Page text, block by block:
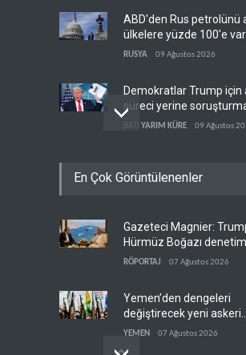
ABD'den Rus petrolünü
ülkelere yüzde 100'e
gümrük vergisi
RUSYA 09 Ağustos 2026
Demokratlar Trump için
süreci yerine
hazırlıyor
BATI YARIM KÜRE 09 Ağustos
Afrika'daki petrol
Pentagon silah
21 gün süre verdi
BATI YARIM KÜRE
En Çok Görüntülenenler
Gazeteci Magnier:
Hürmüz Boğazı
doğrudan İran ve
RÖPORTAJ 07 Ağustos 2026
Yemen’den dengeleri
değiştirecek yeni askeri
denklem
YEMEN 07 Ağustos 2026